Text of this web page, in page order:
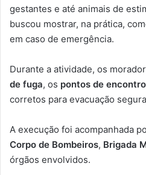
gestantes e até animais de
buscou mostrar, na prática,
em caso de emergência.
Durante a atividade, os
de fuga, os pontos de encontro
corretos para evacuação
A execução foi acompanhada
Corpo de Bombeiros, Brigada
órgãos envolvidos.